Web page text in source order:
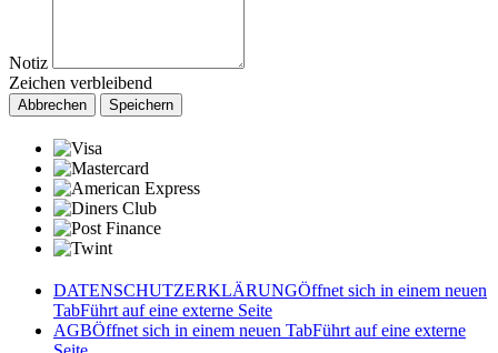
Notiz
Zeichen verbleibend
Abbrechen Speichern
DATENSCHUTZERKLÄRUNGÖffnet sich in einem neuen
TabFührt auf eine externe Seite
AGBÖffnet sich in einem neuen TabFührt auf eine externe